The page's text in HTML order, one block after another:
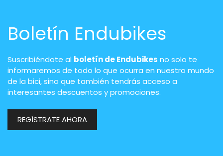
Boletín Endubikes
Suscribiéndote al boletín de Endubikes no solo te
informaremos de todo lo que ocurra en nuestro mundo
de la bici, sino que también tendrás acceso a
interesantes descuentos y promociones.
REGÍSTRATE AHORA